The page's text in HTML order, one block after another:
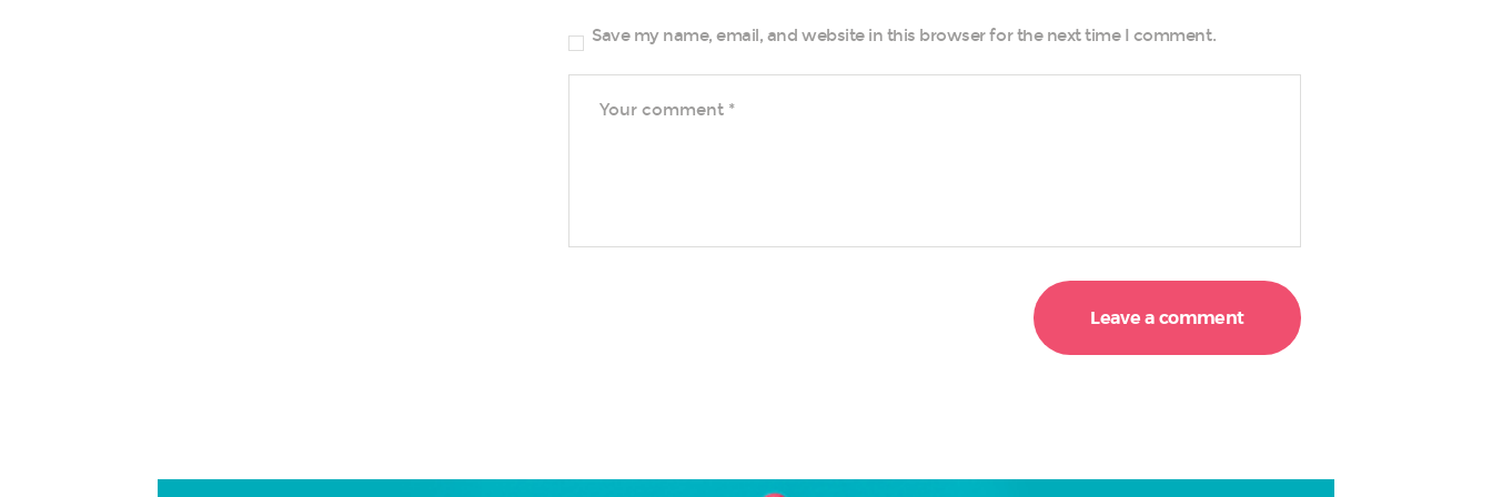
Save my name, email, and website in this browser for the next time I comment.